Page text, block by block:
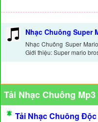
Nhạc Chuông Super
Nhạc Chuông Super
Giới thiệu: Super mario
Tải Nhạc Chuông
Tải Nhạc Chuông